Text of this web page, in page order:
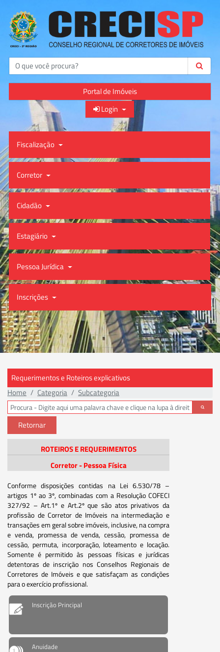
Buscar
Portal de Imóveis
Login
Fiscalização
Corretor
Cidadão
Estagiário
Pessoa Jurídica
Inscrições
Requerimentos e Roteiros explicativos
Home
Categoria Subcategoria
Retornar
ROTEIROS E REQUERIMENTOS
Corretor - Pessoa Física
Conforme disposições contidas na Lei 6.530/78 –
artigos 1º ao 3º, combinadas com a Resolução COFECI
327/92 – Art.1º e Art.2º que são atos privativos da
profissão de Corretor de Imóveis na intermediação e
transações em geral sobre imóveis, inclusive, na compra
e venda, promessa de venda, cessão, promessa de
cessão, permuta, incorporação, loteamento e locação.
Somente é permitido às pessoas físicas e jurídicas
detentoras de inscrição nos Conselhos Regionais de
Corretores de Imóveis e que satisfaçam as condições
para o exercício profissional.
Inscrição Principal
Anuidade